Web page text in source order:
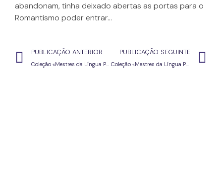
abandonam, tinha deixado abertas as portas para o
Romantismo poder entrar…
PUBLICAÇÃO ANTERIOR PUBLICAÇÃO SEGUINTE
Coleção «Mestres da Língua Portuguesa» – Camilo Castelo Branco